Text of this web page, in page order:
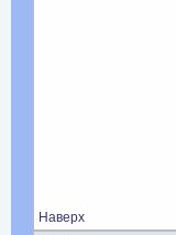
Наверх